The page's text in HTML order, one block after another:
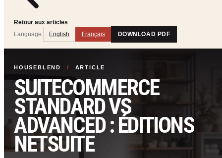
Retour aux articles
Language: English Français DOWNLOAD PDF
HOUSEBLEND / ARTICLE
SUITECOMMERCE
STANDARD VS
ADVANCED : ÉDITIONS
NETSUITE